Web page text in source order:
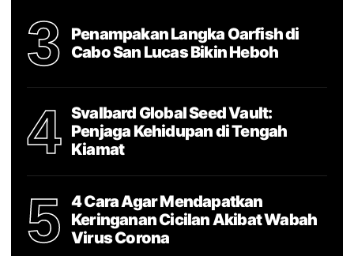
3
Penampakan Langka Oarfish di
Cabo San Lucas Bikin Heboh
4
Svalbard Global Seed Vault:
Penjaga Kehidupan di Tengah
Kiamat
5
4 Cara Agar Mendapatkan
Keringanan Cicilan Akibat Wabah
Virus Corona